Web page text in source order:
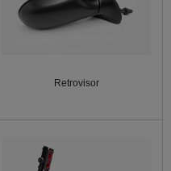
Retrovisor